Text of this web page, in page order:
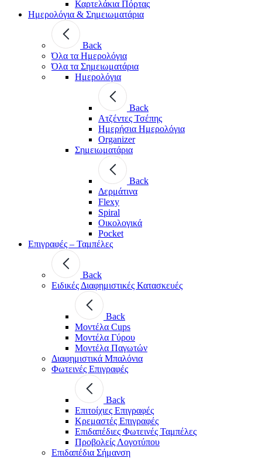
Καρτελάκια Πόρτας
Ημερολόγια & Σημειωματάρια
Back
Όλα τα Ημερολόγια
Όλα τα Σημειωματάρια
Ημερολόγια
Back
Ατζέντες Τσέπης
Ημερήσια Ημερολόγια
Organizer
Σημειωματάρια
Back
Δερμάτινα
Flexy
Spiral
Οικολογικά
Pocket
Επιγραφές – Ταμπέλες
Back
Ειδικές Διαφημιστικές Κατασκευές
Back
Μοντέλα Cups
Μοντέλα Γύρου
Μοντέλα Παγωτών
Διαφημιστικά Μπαλόνια
Φωτεινές Επιγραφές
Back
Επιτοίχιες Επιγραφές
Κρεμαστές Επιγραφές
Επιδαπέδιες Φωτεινές Ταμπέλες
Προβολείς Λογοτύπου
Επιδαπέδια Σήμανση